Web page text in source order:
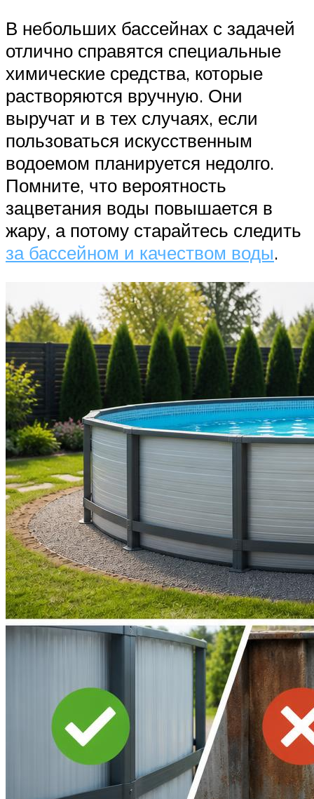
В небольших бассейнах с задачей
отлично справятся специальные
химические средства, которые
растворяются вручную. Они
выручат и в тех случаях, если
пользоваться искусственным
водоемом планируется недолго.
Помните, что вероятность
зацветания воды повышается в
жару, а потому старайтесь следить
за бассейном и качеством воды.